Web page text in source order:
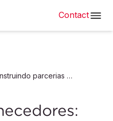
Contact
Gestão de fornecedores: Construindo parcerias seguras